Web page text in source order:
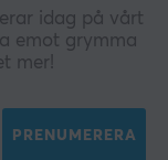
idag på vårt
emot grymma
mer!
PRENUMERERA